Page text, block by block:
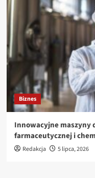
Biznes
Innowacyjne maszyny
farmaceutycznej i
Redakcja 5 lipca, 2026